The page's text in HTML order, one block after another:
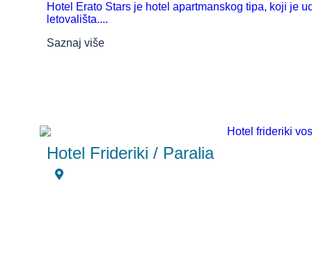
Hotel Erato Stars je hotel apartmanskog tipa, koji je
letovališta....
Saznaj više
Hotel Frideriki / Paralia